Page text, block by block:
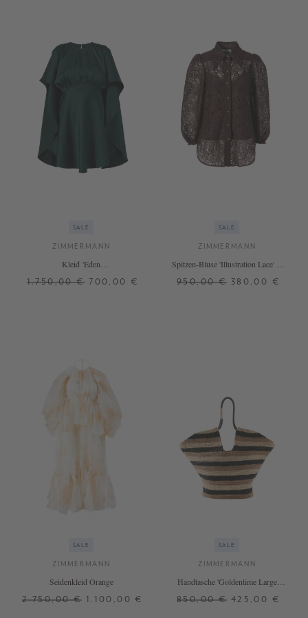
SALE
ZIMMERMANN
Kleid 'Eden
1.750,00 € 700,00 €
SALE
ZIMMERMANN
Spitzen-Bluse 'Illustration Lace' in
950,00 € 380,00 €
SALE
ZIMMERMANN
Seidenkleid Orange
2.750,00 € 1.100,00 €
SALE
ZIMMERMANN
Handtasche 'Goldentime Large
850,00 € 425,00 €